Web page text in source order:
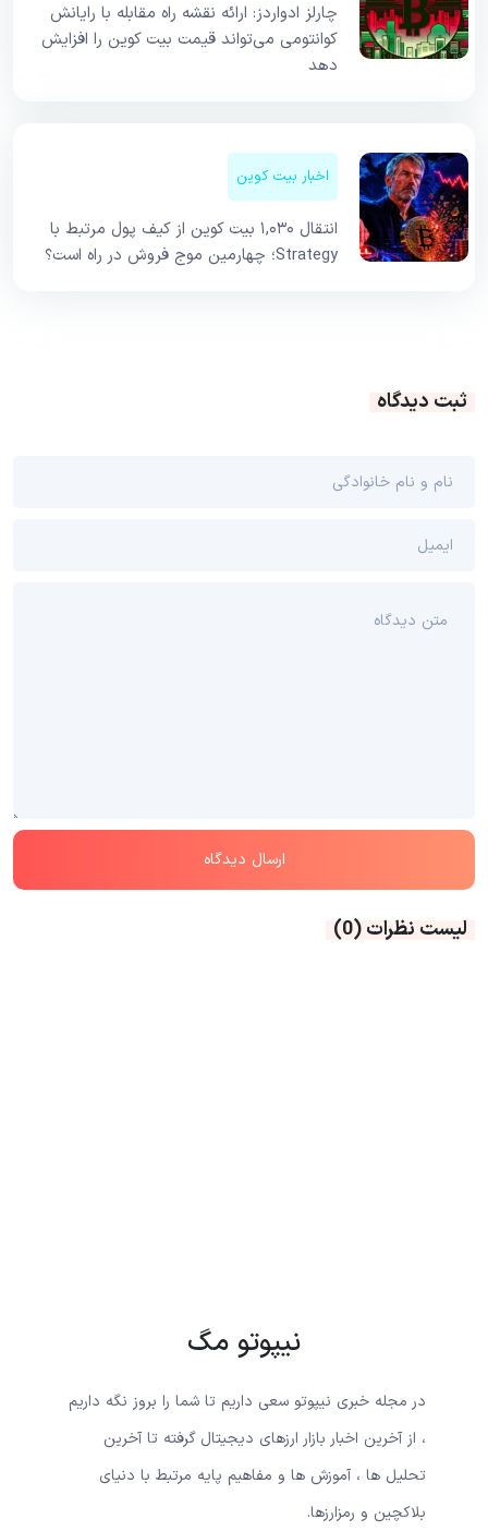
چارلز ادواردز: ارائه نقشه راه مقابله با رایانش
کوانتومی می‌تواند قیمت بیت کوین را افزایش
دهد
اخبار بیت کوین
انتقال ۱,۰۳۰ بیت کوین از کیف پول مرتبط با
Strategy؛ چهارمین موج فروش در راه است؟
ثبت دیدگاه
لیست نظرات(0)
نیپوتو مگ
در مجله خبری نیپوتو سعی داریم تا شما را بروز نگه داریم
، از آخرین اخبار بازار ارزهای دیجیتال گرفته تا آخرین
تحلیل ها ، آموزش ها و مفاهیم پایه مرتبط با دنیای
بلاکچین و رمزارزها.